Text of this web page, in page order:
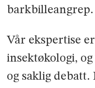
barkbilleangrep.
Vår ekspertise
insektøkologi,
og saklig